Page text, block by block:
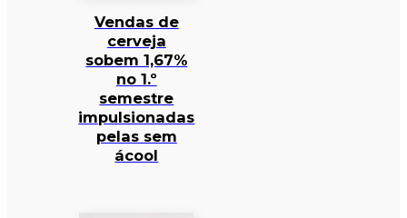
Vendas de
cerveja
sobem 1,67%
no 1.º
semestre
impulsionadas
pelas sem
ácool